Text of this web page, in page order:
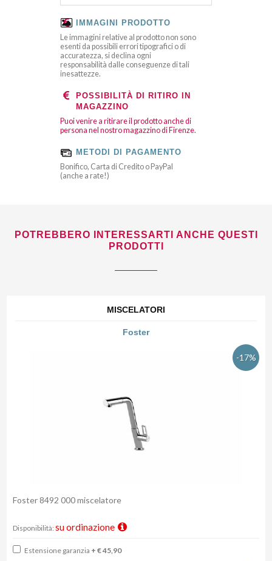
IMMAGINI PRODOTTO
Le immagini relative al prodotto non sono
esenti da possibili errori tipografici o di
accuratezza, si declina ogni
responsabilità dalle conseguenze di tali
inesattezze.
POSSIBILITÀ DI RITIRO IN
MAGAZZINO
Puoi venire a ritirare il prodotto anche di
persona nel nostro magazzino di Firenze.
METODI DI PAGAMENTO
Bonifico, Carta di Credito o PayPal
(anche a rate!)
POTREBBERO INTERESSARTI ANCHE QUESTI
PRODOTTI
MISCELATORI
Foster
-17%
Foster 8492 000 miscelatore
Disponibilità: su ordinazione
Estensione garanzia + € 45,90